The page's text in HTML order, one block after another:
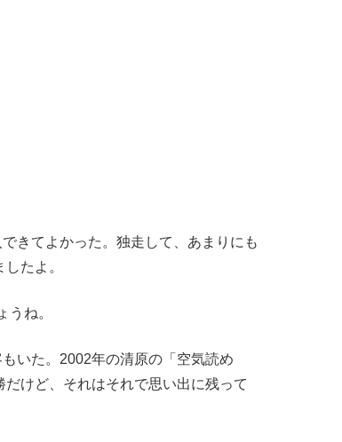
きてよかった。独走して、あまりにも
たよ。
ね。
いた。2002年の清原の「空気読め
けど、それはそれで思い出に残って